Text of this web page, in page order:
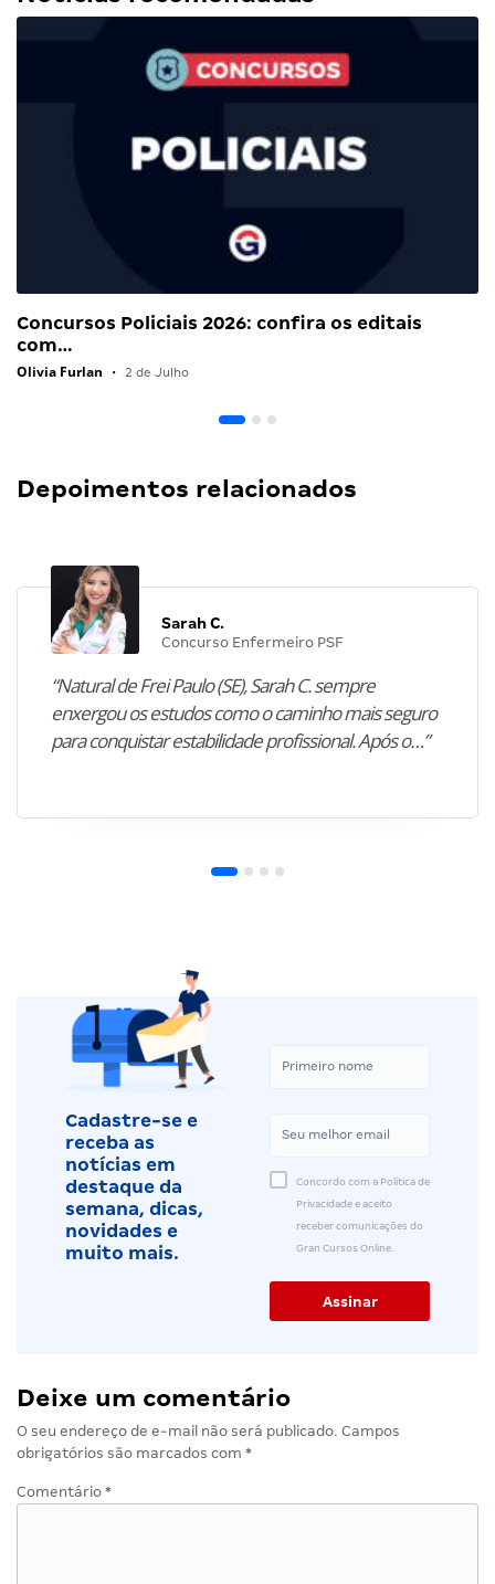
Concursos Policiais 2026: confira os editais
com…
Olivia Furlan • 2 de Julho
Depoimentos relacionados
Sarah C.
Concurso Enfermeiro PSF
“Natural de Frei Paulo (SE), Sarah C. sempre
enxergou os estudos como o caminho mais seguro
para conquistar estabilidade profissional. Após o…”
Cadastre-se e
receba as
notícias em
destaque da
semana, dicas,
novidades e
muito mais.
Concordo com a Política de
Privacidade e aceito
receber comunicações do
Gran Cursos Online.
Deixe um comentário
O seu endereço de e-mail não será publicado. Campos
obrigatórios são marcados com *
Comentário *